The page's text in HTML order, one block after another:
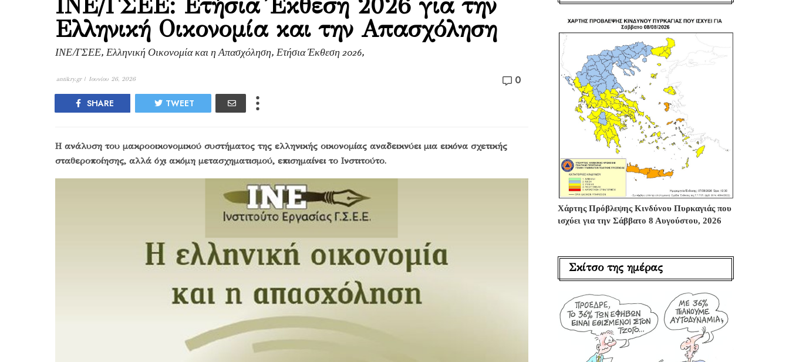
Ελληνική Οικονομία και την Απασχόληση
ΙΝΕ/ΓΣΕΕ, Ελληνική Οικονομία και η Απασχόληση, Ετήσια Έκθεση 2026,
antikry.gr | Ιουνίου 26, 2026 0
SHARE TWEET
Η ανάλυση του μακροοικονομικού συστήματος της ελληνικής οικονομίας αναδεικνύει μια εικόνα σχετικής
σταθεροποίησης, αλλά όχι ακόμη μετασχηματισμού, επισημαίνει το Ινστιτούτο.
Χάρτης Πρόβλεψης Κινδύνου Πυρκαγιάς που
ισχύει για την Σάββατο 8 Αυγούστου, 2026
Σκίτσο της ημέρας